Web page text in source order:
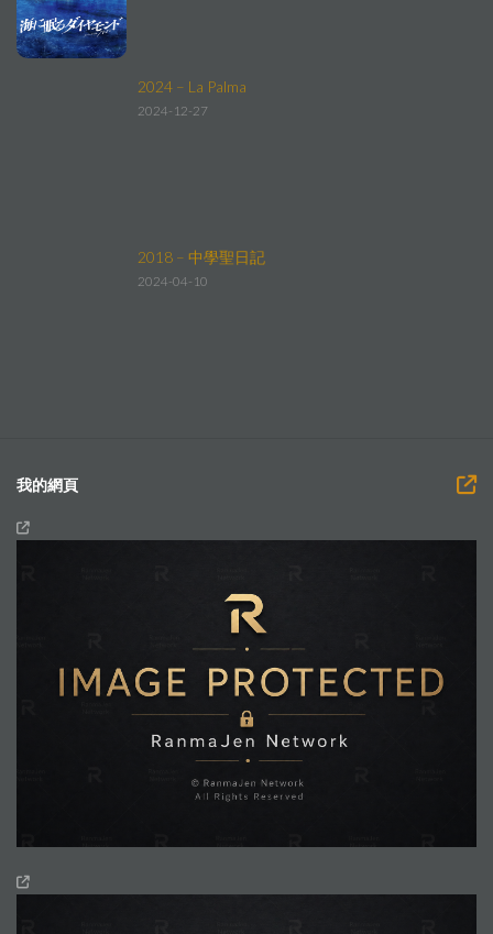
2024 – La Palma
2024-12-27
2018 – 中學聖日記
2024-04-10
我的網頁